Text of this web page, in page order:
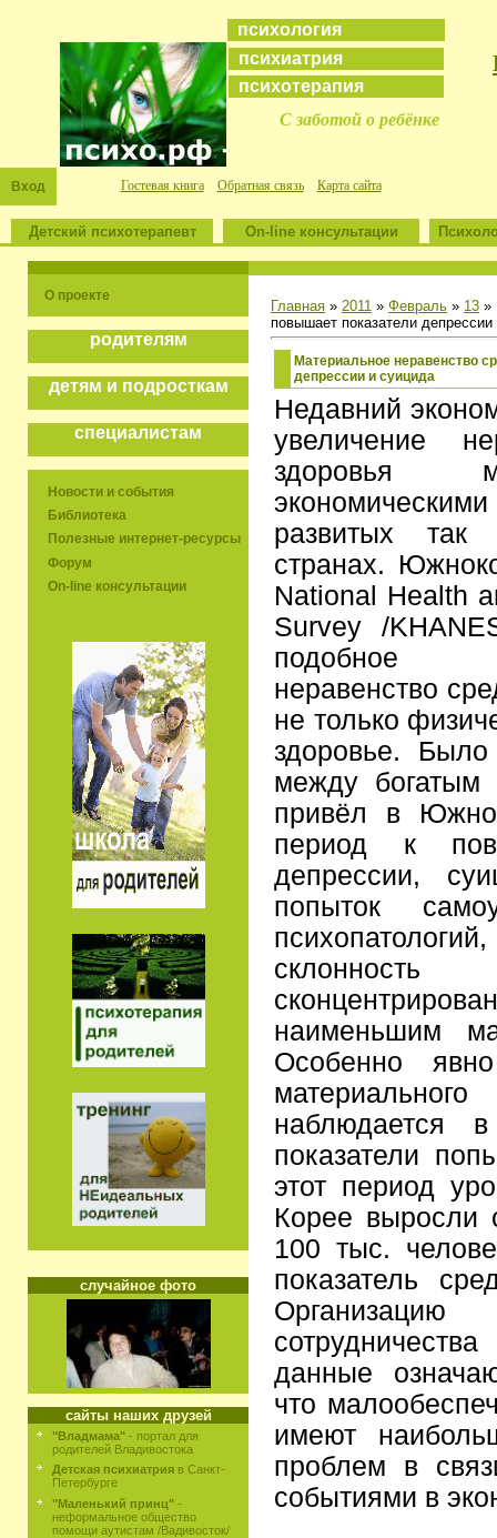
психология
психиатрия
психотерапия
С заботой о ребёнке
Вход Гостевая книга Обратная связь Карта сайта
Детский психотерапевт On-line консультации
О проекте
родителям
детям и подросткам
специалистам
Новости и события
Библиотека
Полезные интернет-ресурсы
Форум
On-line консультации
случайное фото
сайты наших друзей
"Владмама" - портал для
родителей Владивостока
Детская психиатрия в Санкт-
Петербурге
"Маленький принц" -
неформальное общество
помощи аутистам /Вадивосток/
Главная » 2011 » Февраль » 13 »
повышает показатели
Материальное неравенство
депрессии и суицида
Недавний
увеличение
здоровья
развитых
странах.
National Health
Survey /
подобное
неравенство
не только
здоровье.
между
привёл в
период к
депрессии,
попыток
наименьшим
Особенно
наблюдается
показатели
этот период
Корее выросли
100 тыс.
показатель
данные
что
имеют
проблем в
событиями в